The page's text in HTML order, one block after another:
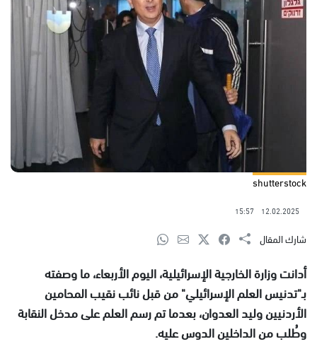
shutterstock
12.02.2025
15:57
شارك المقال
أدانت وزارة الخارجية الإسرائيلية، اليوم الأربعاء، ما وصفته
بـ"تدنيس العلم الإسرائيلي" من قبل نائب نقيب المحامين
الأردنيين وليد العدوان، بعدما تم رسم العلم على مدخل النقابة
وطُلب من الداخلين الدوس عليه.